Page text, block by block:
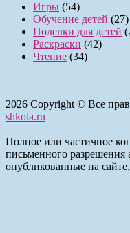
Игры (54)
Обучение детей (27)
Поделки для детей
Раскраски (42)
Чтение (34)
2026 Copyright © Все
shkola.ru
Полное или частичное
письменного разрешения
опубликованные на